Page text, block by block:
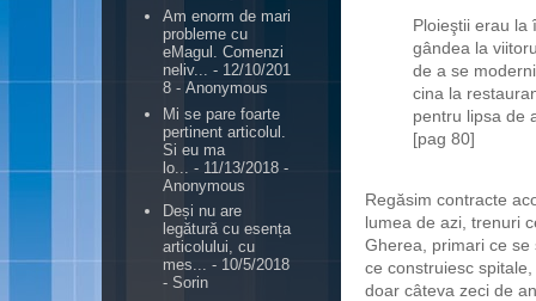
Ploieştii erau la
gândea la
de a se
cina la
pentru lipsa de
[pag 80]
Regăsim contracte
lumea de azi, trenuri
Gherea, primari ce
ce construiesc
doar câteva zeci de
Am enorm de mari
probleme cu
eMagul. Comenzi
neliv... - 12/10/201
8 - Anonymous
Mi se pare foarte
pertinent articolul.
Si eu ma
lo...
- 11/13/2018 -
Anonymous
Deși nu are
legătură cu esența
articolului, cu
mes... - 10/5/2018
- Sorin